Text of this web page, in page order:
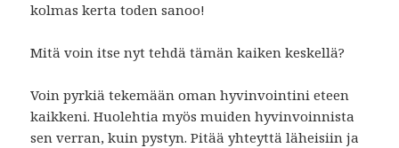
kolmas kerta toden sanoo!
Mitä voin itse nyt tehdä tämän kaiken keskellä?
Voin pyrkiä tekemään oman hyvinvointini eteen
kaikkeni. Huolehtia myös muiden hyvinvoinnista
sen verran, kuin pystyn. Pitää yhteyttä läheisiin ja